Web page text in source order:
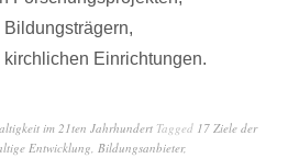
Einrichtungen.
im 21ten Jahrhundert Tagged 17 Ziele der
Entwicklung, Bildungsanbieter,